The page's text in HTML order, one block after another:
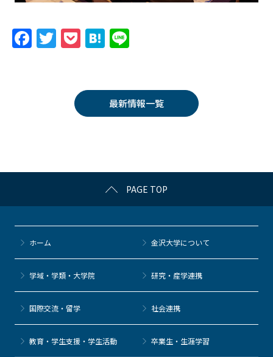
F
k
T
er
P
k
et
H
n
a
最新情報一覧
PAGE TOP
ホーム 金沢大学について
学域・学類・大学院 研究・産学連携
国際交流・留学 社会連携
教育・学生支援・学生活動 卒業生・生涯学習